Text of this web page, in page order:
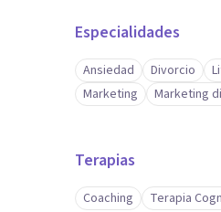
Especialidades
Ansiedad Divorcio
Marketing
Marketing
Terapias
Coaching Terapia